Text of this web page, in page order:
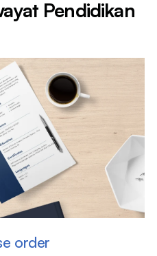
Pendidikan
order